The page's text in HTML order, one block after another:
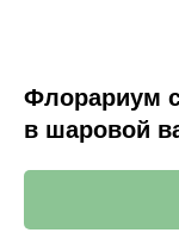
Флорариум
в шаровой